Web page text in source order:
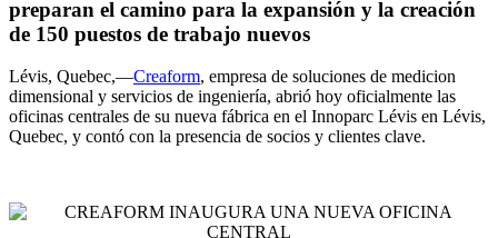
preparan el camino para la expansión y la creación
de 150 puestos de trabajo nuevos
Lévis, Quebec,—Creaform, empresa de soluciones de medicion
dimensional y servicios de ingeniería, abrió hoy oficialmente las
oficinas centrales de su nueva fábrica en el Innoparc Lévis en Lévis,
Quebec, y contó con la presencia de socios y clientes clave.